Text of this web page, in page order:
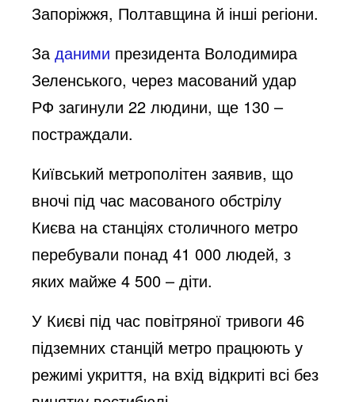
Запоріжжя, Полтавщина й інші регіони.
Заданими президента Володимира
Зеленського, через масований удар
РФ загинули 22 людини, ще 130 –
постраждали.
Київський метрополітен заявив, що
вночі під час масованого обстрілу
Києва на станціях столичного метро
перебували понад 41 000 людей, з
яких майже 4 500 – діти.
У Києві під час повітряної тривоги 46
підземних станцій метро працюють у
режимі укриття, на вхід відкриті всі без